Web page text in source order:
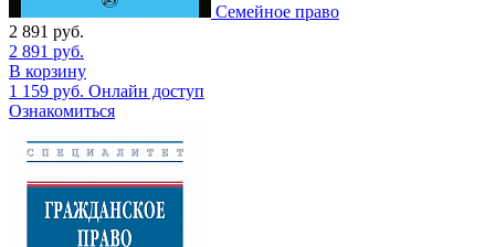
Семейное право
2 891 руб.
2 891 руб.
В корзину
1 159 руб. Онлайн доступ
Ознакомиться